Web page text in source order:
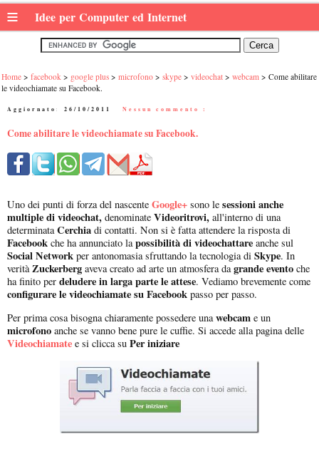
≡ Idee per Computer ed Internet
Home facebook google plus microfono skype videochat webcam
Come abilitare
le videochiamate su Facebook.
Aggiornato: 26/10/2011 Nessun commento :
Come abilitare le videochiamate su Facebook.
Uno dei punti di forza del nascente Google+ sono le sessioni anche
multiple di videochat, denominate Videoritrovi, all'interno di una
determinataCerchia di contatti. Non si è fatta attendere la risposta di
Facebook che ha annunciato lapossibilità di videochattare anche sul
Social Network per antonomasia sfruttando la tecnologia di Skype. In
veritàZuckerberg aveva creato ad arte un atmosfera dagrande evento che
ha finito per deludere in larga parte le attese. Vediamo brevemente come
configurare le videochiamate su Facebook passo per passo.
Per prima cosa bisogna chiaramente possedere unawebcam e un
microfono anche se vanno bene pure le cuffie. Si accede alla pagina delle
Videochiamate e si clicca su Per iniziare